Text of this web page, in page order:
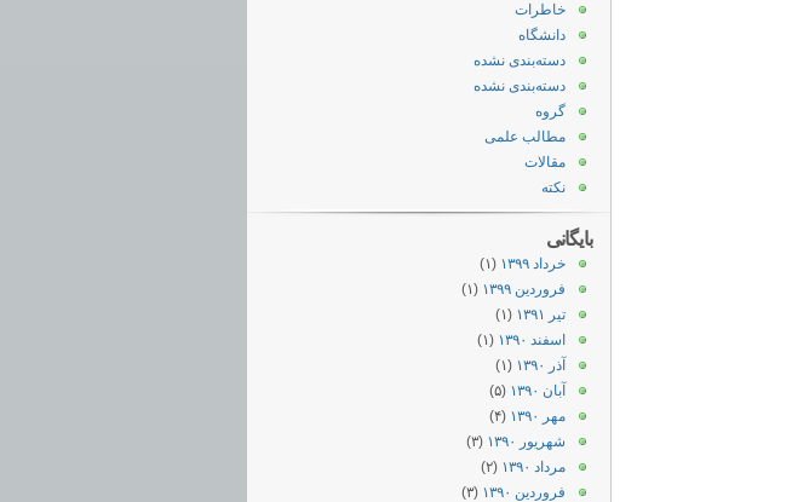
خاطرات
دانشگاه
دسته‌بندی نشده
دسته‌بندی نشده
گروه
مطالب علمی
مقالات
نکته
بایگانی
خرداد ۱۳۹۹
(۱)
فروردین ۱۳۹۹
(۱)
تیر ۱۳۹۱
(۱)
اسفند ۱۳۹۰
(۱)
آذر ۱۳۹۰
(۱)
آبان ۱۳۹۰
(۵)
مهر ۱۳۹۰
(۴)
شهریور ۱۳۹۰
(۳)
مرداد ۱۳۹۰
(۲)
فروردین ۱۳۹۰
(۳)